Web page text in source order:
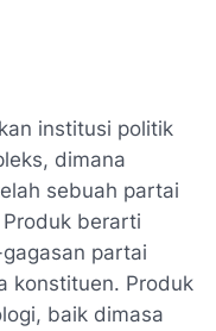
institusi politik
dimana
sebuah partai
berarti
partai
konstituen. Produk
baik dimasa